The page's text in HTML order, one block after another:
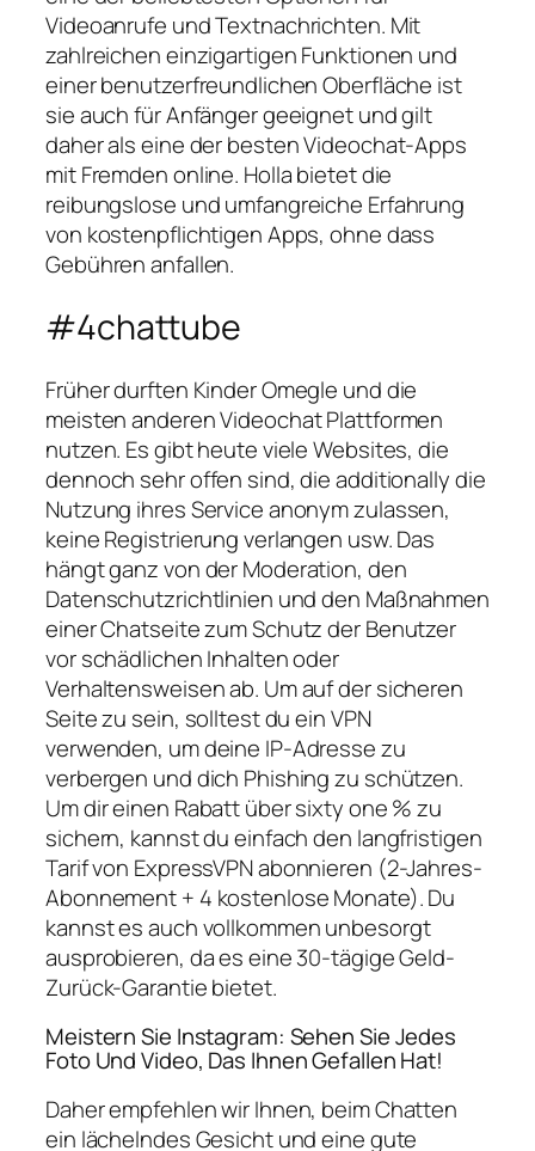
Videoanrufe und Textnachrichten. Mit
zahlreichen einzigartigen Funktionen und
einer benutzerfreundlichen Oberfläche ist
sie auch für Anfänger geeignet und gilt
daher als eine der besten Videochat-Apps
mit Fremden online. Holla bietet die
reibungslose und umfangreiche Erfahrung
von kostenpflichtigen Apps, ohne dass
Gebühren anfallen.
#4chattube
Früher durften Kinder Omegle und die
meisten anderen Videochat Plattformen
nutzen. Es gibt heute viele Websites, die
dennoch sehr offen sind, die additionally die
Nutzung ihres Service anonym zulassen,
keine Registrierung verlangen usw. Das
hängt ganz von der Moderation, den
Datenschutzrichtlinien und den Maßnahmen
einer Chatseite zum Schutz der Benutzer
vor schädlichen Inhalten oder
Verhaltensweisen ab. Um auf der sicheren
Seite zu sein, solltest du ein VPN
verwenden, um deine IP-Adresse zu
verbergen und dich Phishing zu schützen.
Um dir einen Rabatt über sixty one % zu
sichern, kannst du einfach den langfristigen
Tarif von ExpressVPN abonnieren (2-Jahres-
Abonnement + 4 kostenlose Monate). Du
kannst es auch vollkommen unbesorgt
ausprobieren, da es eine 30-tägige Geld-
Zurück-Garantie bietet.
Meistern Sie Instagram: Sehen Sie Jedes
Foto Und Video, Das Ihnen Gefallen Hat!
Daher empfehlen wir Ihnen, beim Chatten
ein lächelndes Gesicht und eine gute